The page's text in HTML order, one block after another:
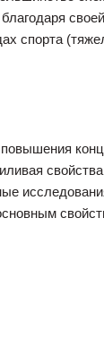
спорта
свойства